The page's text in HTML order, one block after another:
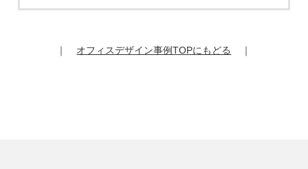
提供記録の開示を請求することができます。
｜ オフィスデザイン事例TOPにもどる ｜